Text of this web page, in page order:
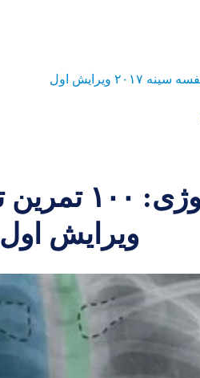
ویرایش اول